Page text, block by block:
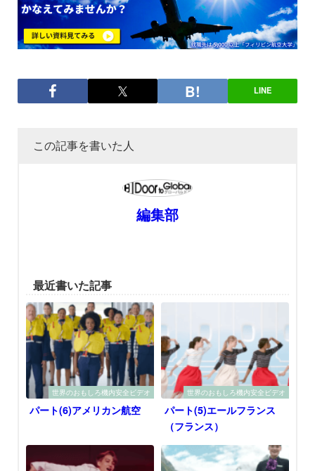
LINE
この記事を書いた人
編集部
最近書いた記事
世界のおもしろ機内安全ビデオ
パート(6)アメリカン航空
世界のおもしろ機内安全ビデオ
パート(5)エールフランス
（フランス）